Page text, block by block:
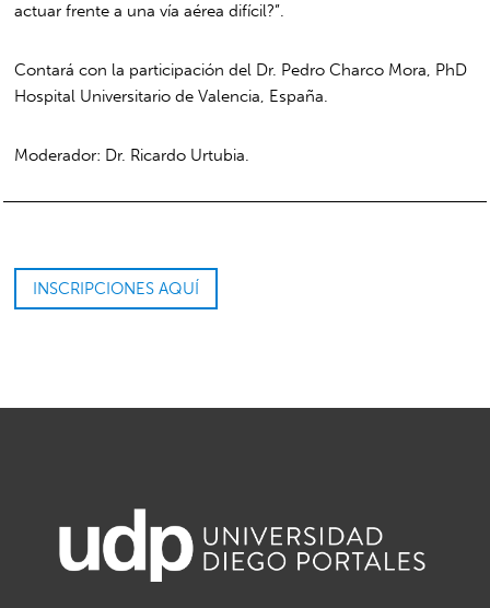
actuar frente a una vía aérea difícil?”.
Contará con la participación del Dr. Pedro Charco Mora, PhD
Hospital Universitario de Valencia, España.
Moderador: Dr. Ricardo Urtubia.
INSCRIPCIONES AQUÍ